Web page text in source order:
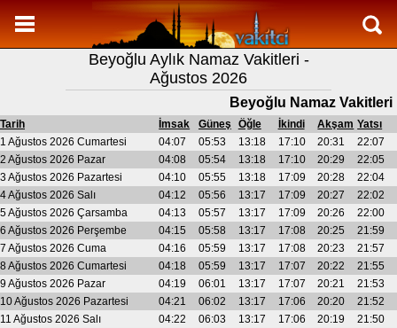
Namaz Vakitleri
Beyoğlu Aylık Namaz Vakitleri
Beyoğlu Ramazan imsakiyesi
Namaz Nasıl Kılınır?
Bilgi
İletişim
Beyoğlu Aylık Namaz Vakitleri -
Ağustos 2026
Beyoğlu Namaz Vakitleri
Tarih İmsak Güneş Öğle İkindi Akşam Yatsı
1 Ağustos 2026 Cumartesi
04:07 05:53 13:18 17:10 20:31
22:07
2 Ağustos 2026 Pazar
04:08 05:54 13:18 17:10 20:29
22:05
3 Ağustos 2026 Pazartesi
04:10 05:55 13:18 17:09 20:28
22:04
4 Ağustos 2026 Salı
04:12 05:56 13:17 17:09 20:27
22:02
5 Ağustos 2026 Çarsamba
04:13 05:57 13:17 17:09 20:26
22:00
6 Ağustos 2026 Perşembe
04:15 05:58 13:17 17:08 20:25
21:59
7 Ağustos 2026 Cuma
04:16 05:59 13:17 17:08 20:23
21:57
8 Ağustos 2026 Cumartesi
04:18 05:59 13:17 17:07 20:22
21:55
9 Ağustos 2026 Pazar
04:19 06:01 13:17 17:07 20:21
21:53
10 Ağustos 2026 Pazartesi
04:21 06:02 13:17 17:06 20:20
21:52
11 Ağustos 2026 Salı
04:22 06:03 13:17 17:06 20:19
21:50